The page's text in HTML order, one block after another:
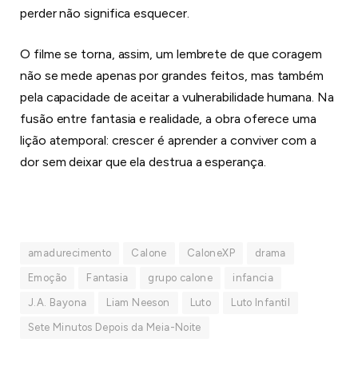
perder não significa esquecer.
O filme se torna, assim, um lembrete de que coragem
não se mede apenas por grandes feitos, mas também
pela capacidade de aceitar a vulnerabilidade humana. Na
fusão entre fantasia e realidade, a obra oferece uma
lição atemporal: crescer é aprender a conviver com a
dor sem deixar que ela destrua a esperança.
amadurecimento Calone CaloneXP drama
Emoção Fantasia grupo calone infancia
J.A. Bayona Liam Neeson Luto Luto Infantil
Sete Minutos Depois da Meia-Noite